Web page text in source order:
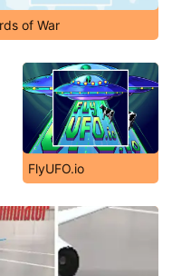
of War
FlyUFO.io